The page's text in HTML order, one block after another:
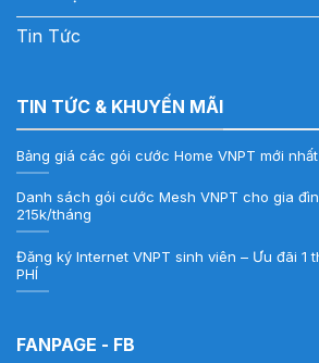
Tin Tức
TIN TỨC & KHUYẾN MÃI
Bảng giá các gói cước Home VNPT mới
Danh sách gói cước Mesh VNPT cho gia
215k/tháng
Đăng ký Internet VNPT sinh viên – Ưu đãi 1
PHÍ
FANPAGE - FB